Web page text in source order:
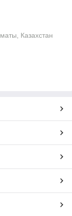
Казахстан